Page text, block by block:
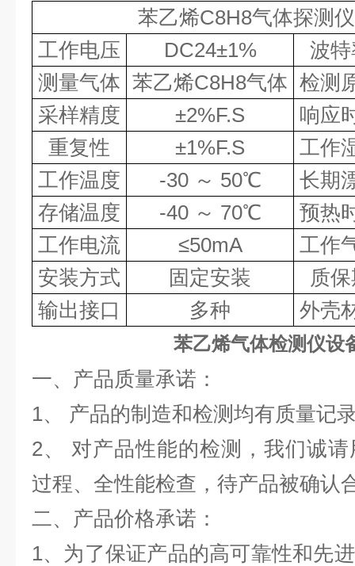
苯乙烯C8H8气体探测
工作电压
DC24±1%
波
测量气体 苯乙烯C8H8气体 检测
采样精度
±2%F.S
响应
重复性
±1%F.S
工作
工作温度
-30 ～ 50℃
长期
存储温度
-40 ～ 70℃
预热
工作电流
≤50mA
工作
安装方式
固定安装
质
输出接口
多种 外壳
苯乙烯气体检测仪设
一、产品质量承诺：
1、 产品的制造和检测均有质量记
2、 对产品性能的检测，我们诚
过程、全性能检查，待产品被确认
二、产品价格承诺：
1、为了保证产品的高可靠性和先